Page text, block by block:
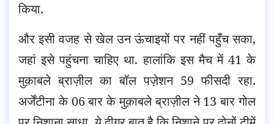
किया.
और इसी वजह से खेल उन ऊंचाइयों पर नहीं पहुँच सका,
जहां इसे पहुंचना चाहिए था. हालांकि इस मैच में 41 के
मुक़ाबले ब्राज़ील का बॉल पज़ेशन 59 फीसदी रहा.
अर्जेंटीना के 06 बार के मुक़ाबले ब्राज़ील ने 13 बार गोल